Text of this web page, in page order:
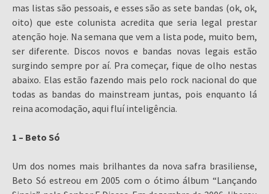
mas listas são pessoais, e esses são as sete bandas (ok, ok,
oito) que este colunista acredita que seria legal prestar
atenção hoje. Na semana que vem a lista pode, muito bem,
ser diferente. Discos novos e bandas novas legais estão
surgindo sempre por aí. Pra começar, fique de olho nestas
abaixo. Elas estão fazendo mais pelo rock nacional do que
todas as bandas do mainstream juntas, pois enquanto lá
reina acomodação, aqui fluí inteligência.
1 – Beto Só
Um dos nomes mais brilhantes da nova safra brasiliense,
Beto Só estreou em 2005 com o ótimo álbum “Lançando